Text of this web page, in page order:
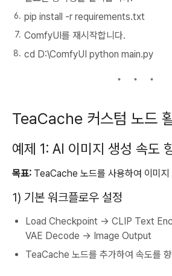
pip install -r requirements.txt
ComfyUI를 재시작합니다.
cd D:\ComfyUI python main.py
TeaCache 커스텀 노드
예제 1: AI 이미지 생성 속도
목표: TeaCache 노드를 사용하여 이미지
1) 기본 워크플로우 설정
Load Checkpoint → CLIP Text
VAE Decode → Image Output
TeaCache 노드를 추가하여 속도를